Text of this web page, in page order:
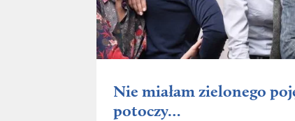
Nie miałam zielonego
potoczy…